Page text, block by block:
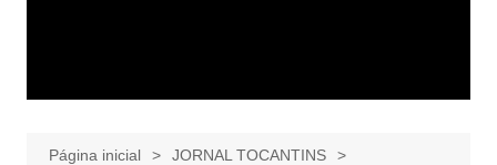
Página inicial
JORNAL TOCANTINS